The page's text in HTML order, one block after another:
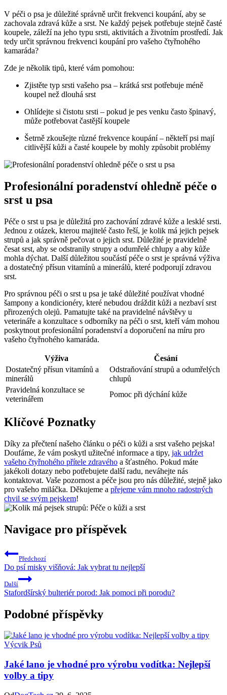
V péči o psa je důležité správně určit frekvenci koupání, aby se
zachovala zdravá kůže a srst. Ne každý pejsek potřebuje stejně časté
koupele, záleží na jeho typu srsti, aktivitách a životním prostředí. Jak
tedy určit správnou frekvenci koupání pro vašeho čtyřnohého
kamaráda?
Zde je několik tipů, které vám pomohou:
Zjistěte typ srsti vašeho psa – krátká srst potřebuje méně
koupel než dlouhá srst
Ohlídejte si čistotu srsti – pokud je pes venku často špinavý,
může potřebovat častější koupele
Šetrně zkoušejte různé frekvence koupání – někteří psi mají
citlivější kůži a časté koupele by mohly způsobit problémy
Profesionální poradenství ohledně péče o
srst u psa
Péče o srst u psa je důležitá pro zachování zdravé kůže a lesklé srsti.
Jednou z otázek, kterou majitelé často řeší, je kolik má jejich pejsek
strupů a jak správně pečovat o jejich srst. Důležité je pravidelně
česat srst, aby se odstranily strupy a odumřelé chlupy a aby kůže
mohla dýchat. Další důležitou součástí péče o srst je správná výživa
a dostatečný přísun vitamínů a minerálů, které podporují zdravou
srst.
Pro správnou péči o srst u psa je také důležité používat vhodné
šampony a kondicionéry, které nebudou dráždit kůži a nezbaví srst
přirozených olejů. Pamatujte také na pravidelné návštěvy u
veterináře a konzultace s odborníky na péči o srst, kteří vám mohou
poskytnout profesionální poradenství a doporučení na míru pro
vašeho čtyřnohého kamaráda.
Výživa
Česání
Dostatečný přísun vitamínů a
minerálů
Odstraňování strupů a odumřelých
chlupů
Pravidelná konzultace se
veterinářem
Pomoc při dýchání kůže
Klíčové Poznatky
Díky za přečtení našeho článku o péči o kůži a srst vašeho pejska!
Doufáme, že vám poskytl užitečné informace a tipy, jak udržet
vašeho čtyřnohého přítele zdravého a šťastného. Pokud máte
jakékoli dotazy nebo potřebujete další radu, neváhejte nás
kontaktovat. Vaše pozornost a péče jsou pro nás důležité, stejně jako
pro vašeho miláčka. Děkujeme a přejeme vám mnoho radostných
chvil se svým pejskem!
Navigace pro příspěvek
Předchozí
Do psí misky višňová: Jak vybrat tu nejlepší
Další
Stafordšírský bulteriér porod: Jak pomoci při porodu?
Podobné příspěvky
Výcvik Psů
Jaké lano je vhodné pro výrobu vodítka: Nejlepší
volby a tipy